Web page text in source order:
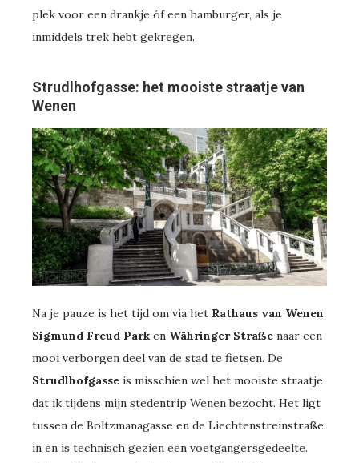
plek voor een drankje óf een hamburger, als je
inmiddels trek hebt gekregen.
Strudlhofgasse: het mooiste straatje van
Wenen
Na je pauze is het tijd om via het Rathaus van Wenen,
Sigmund Freud Park en Währinger Straße naar een
mooi verborgen deel van de stad te fietsen. De
Strudlhofgasse is misschien wel het mooiste straatje
dat ik tijdens mijn stedentrip Wenen bezocht. Het ligt
tussen de Boltzmanagasse en de Liechtenstreinstraße
in en is technisch gezien een voetgangersgedeelte.